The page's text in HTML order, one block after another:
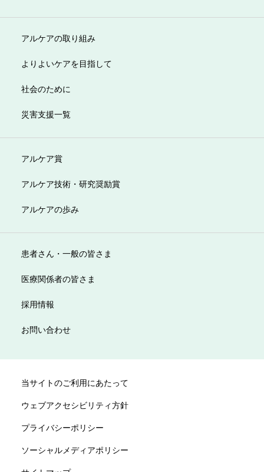
アルケアの取り組み
よりよいケアを目指して
社会のために
災害支援一覧
アルケア賞
アルケア技術・研究奨励賞
アルケアの歩み
患者さん・一般の皆さま
医療関係者の皆さま
採用情報
お問い合わせ
当サイトのご利用にあたって
ウェブアクセシビリティ方針
プライバシーポリシー
ソーシャルメディアポリシー